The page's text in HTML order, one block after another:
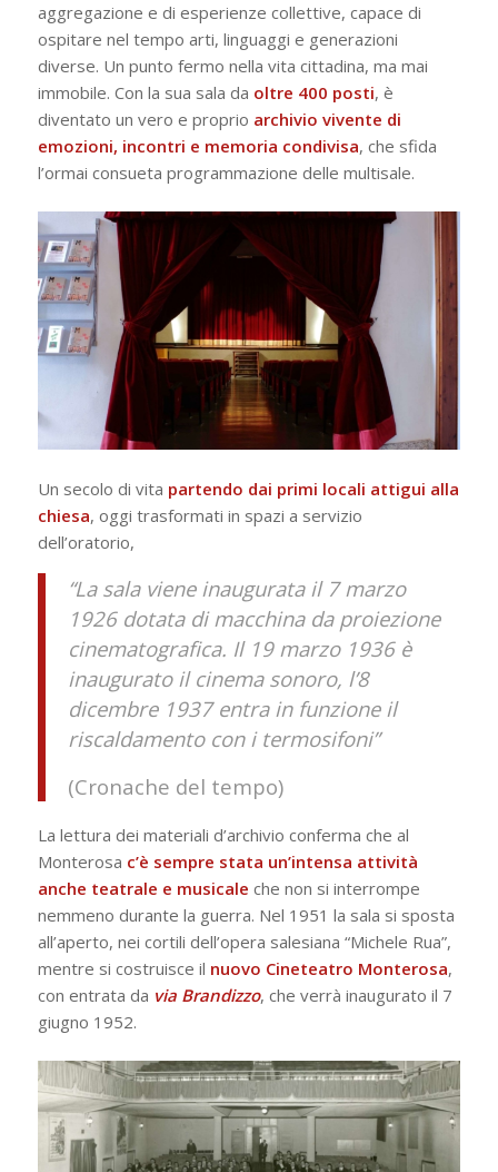
aggregazione e di esperienze collettive, capace di
ospitare nel tempo arti, linguaggi e generazioni
diverse. Un punto fermo nella vita cittadina, ma mai
immobile. Con la sua sala da oltre 400 posti, è
diventato un vero e proprio archivio vivente di
emozioni, incontri e memoria condivisa, che sfida
l’ormai consueta programmazione delle multisale.
Un secolo di vita partendo dai primi locali attigui alla
chiesa, oggi trasformati in spazi a servizio
dell’oratorio,
“La sala viene inaugurata il 7 marzo
1926 dotata di macchina da proiezione
cinematografica. Il 19 marzo 1936 è
inaugurato il cinema sonoro, l’8
dicembre 1937 entra in funzione il
riscaldamento con i termosifoni”
(Cronache del tempo)
La lettura dei materiali d’archivio conferma che al
Monterosa c’è sempre stata un’intensa attività
anche teatrale e musicale che non si interrompe
nemmeno durante la guerra. Nel 1951 la sala si sposta
all’aperto, nei cortili dell’opera salesiana “Michele Rua”,
mentre si costruisce il nuovo Cineteatro Monterosa,
con entrata da via Brandizzo, che verrà inaugurato il 7
giugno 1952.